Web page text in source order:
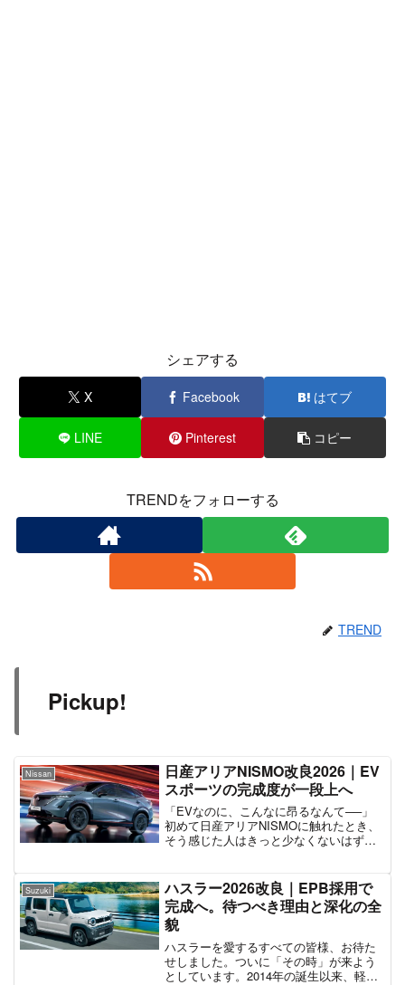
シェアする
X Facebook はてブ
LINE Pinterest コピー
TRENDをフォローする
TREND
Pickup!
Nissan
日産アリアNISMO改良2026｜EV
スポーツの完成度が一段上へ
「EVなのに、こんなに昂るなんて──」
初めて日産アリアNISMOに触れたとき、
そう感じた人はきっと少なくないはずで
覚。それは単なる“速いEV”ではなく、走
る歓びを追求した...
Suzuki
ハスラー2026改良｜EPB採用で
完成へ。待つべき理由と深化の全
貌
ハスラーを愛するすべての皆様、お待た
せしました。ついに「その時」が来よう
としています。2014年の誕生以来、軽